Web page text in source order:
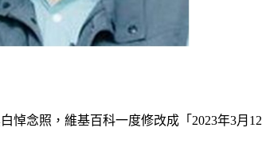
念照，維基百科一度修改成「2023年3月